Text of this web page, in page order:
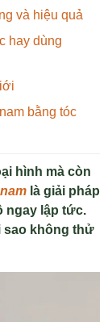
và hiệu quả
hay dùng
bằng tóc
hình mà còn
là giải pháp
ngay lập tức.
sao không thử